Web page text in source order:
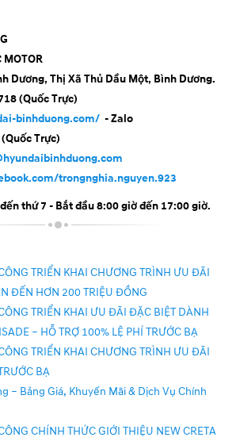
MOTOR
Dương, Thị Xã Thủ Dầu Một, Bình Dương.
(Quốc Trực)
binhduong.com/ - Zalo
Trực)
trongnghia.nguyen.923
thứ 7 - Bắt đầu 8:00 giờ đến 17:00 giờ.
TRIỂN KHAI CHƯƠNG TRÌNH ƯU ĐÃI
ĐẾN HƠN 200 TRIỆU ĐỒNG
TRIỂN KHAI ƯU ĐÃI ĐẶC BIỆT DÀNH
– HỖ TRỢ 100% LỆ PHÍ TRƯỚC BẠ
TRIỂN KHAI CHƯƠNG TRÌNH ƯU ĐÃI
BẠ
– Bảng Giá, Khuyến Mãi & Dịch Vụ Chính
CHÍNH THỨC GIỚI THIỆU NEW CRETA